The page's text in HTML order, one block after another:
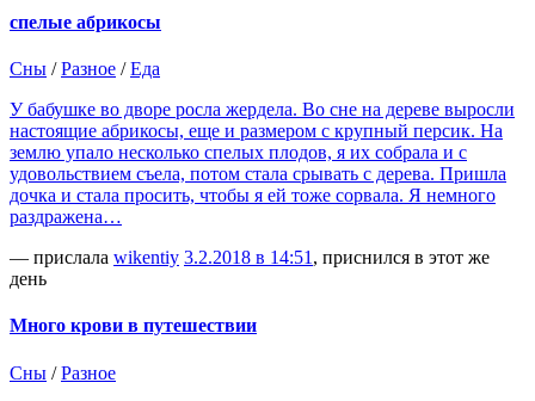
спелые абрикосы
Сны /Разное /Еда
У бабушке во дворе росла жердела. Во сне на дереве выросли
настоящие абрикосы, еще и размером с крупный персик. На
землю упало несколько спелых плодов, я их собрала и с
удовольствием съела, потом стала срывать с дерева. Пришла
дочка и стала просить, чтобы я ей тоже сорвала. Я немного
раздражена…
— прислала wikentiy 3.2.2018 в 14:51 , приснился в этот же
день
Много крови в путешествии
Сны /Разное